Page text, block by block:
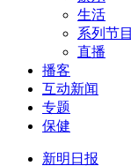
生活
系列节目
直播
播客
互动新闻
专题
保健
新明日报